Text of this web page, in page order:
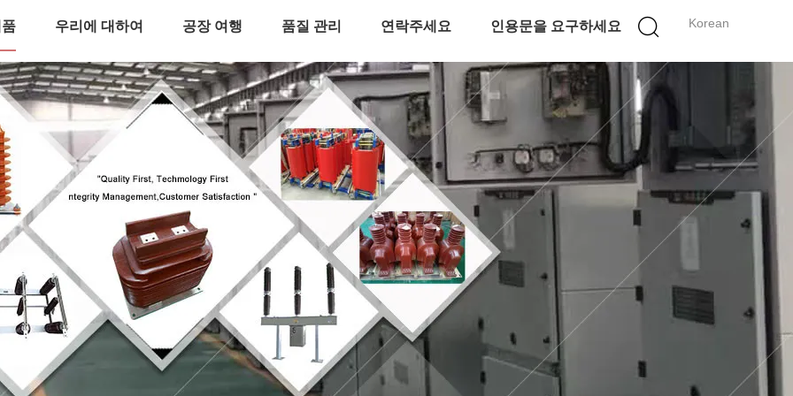
Korean
우리에 대하여 공장 여행 품질 관리 연락주세요 인용문을 요구하세요